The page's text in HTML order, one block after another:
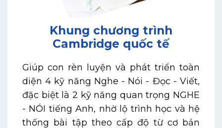
Khung chương trình
Cambridge quốc tế
Giúp con rèn luyện và phát triển toàn
diện 4 kỹ năng Nghe - Nói - Đọc - Viết,
đặc biệt là 2 kỹ năng quan trọng NGHE
- NÓI tiếng Anh, nhờ lộ trình học và hệ
thống bài tập theo cấp độ từ cơ bản